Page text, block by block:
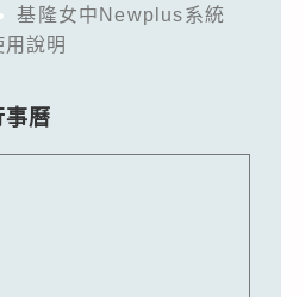
基隆女中Newplus系統
說明
事曆